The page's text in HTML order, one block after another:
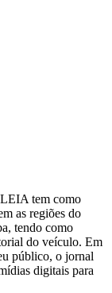
tem como
as regiões do
tendo como
do veículo. Em
público, o jornal
digitais para